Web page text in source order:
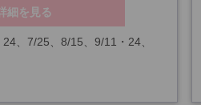
細を見る
、7/25、8/15、9/11・24、
24・25・26・31、1/1・2・